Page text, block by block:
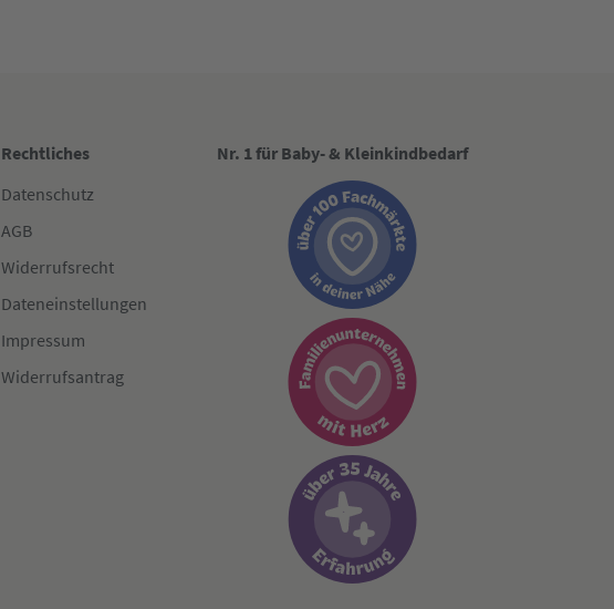
Rechtliches
Datenschutz
AGB
Widerrufsrecht
Dateneinstellungen
Impressum
Widerrufsantrag
Nr. 1 für Baby- & Kleinkindbedarf